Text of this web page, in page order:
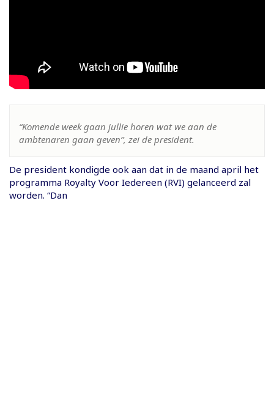
“Komende week gaan jullie horen wat we aan de
ambtenaren gaan geven”, zei de president.
De president kondigde ook aan dat in de maand april het
programma Royalty Voor Iedereen (RVI) gelanceerd zal
worden. “Dan